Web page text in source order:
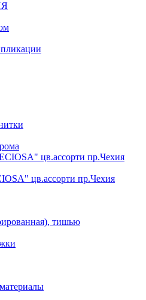
цв.ассорти пр.Чехия
тишью